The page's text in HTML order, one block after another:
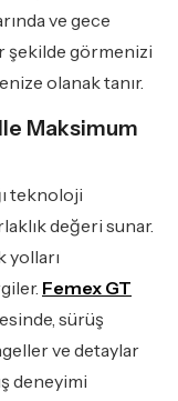
ve gece
şekilde görmenizi
olanak tanır.
Maksimum
teknoloji
değeri sunar.
yolları
Femex GT
sürüş
ve detaylar
deneyimi